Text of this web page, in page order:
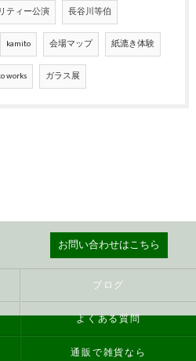
ティー公演 長谷川等伯
kamito 会場マップ 紙漉き体験
works ガラス展
お問い合わせはこちら
ブログ
よくある質問
通販で雑貨なら